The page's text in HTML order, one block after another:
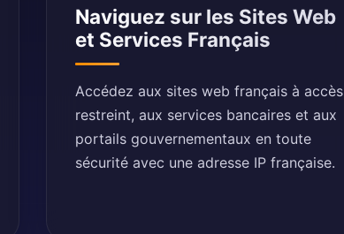
Naviguez sur les Sites Web
et Services Français
Accédez aux sites web français à accès
restreint, aux services bancaires et aux
portails gouvernementaux en toute
sécurité avec une adresse IP française.